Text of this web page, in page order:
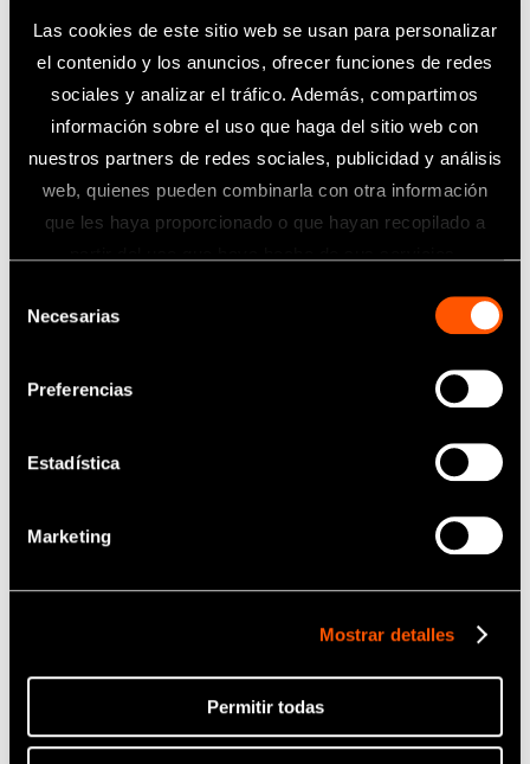
Las cookies de este sitio web se usan para personalizar
el contenido y los anuncios, ofrecer funciones de redes
sociales y analizar el tráfico. Además, compartimos
información sobre el uso que haga del sitio web con
nuestros partners de redes sociales, publicidad y análisis
web, quienes pueden combinarla con otra información
que les haya proporcionado o que hayan recopilado a
Necesarias
Preferencias
Estadística
Marketing
Mostrar detalles
Permitir todas
Este es Tirano, posiblemente la criatura más
grande que habita en esta isla.
En su espalda, vive toda una población de nidos de
aves que ayudan a Tirano a mantener sus dientes
limpios.
al inicio del video. Una pareja de modernas
Ambos le dan una gran importancia al cuidado de
Este es Zou-kun, un elefante que vive en la isla.
practicar el equilibrio sobre una pelota, disfrazarse
de payaso e incluso montar tiendas de campaña,
todo con la esperanza de poder crear algún día su
propio circo que traiga sonrisas a todo el mundo.
Para poder tener una hermosa sonrisa, Zou-kun se